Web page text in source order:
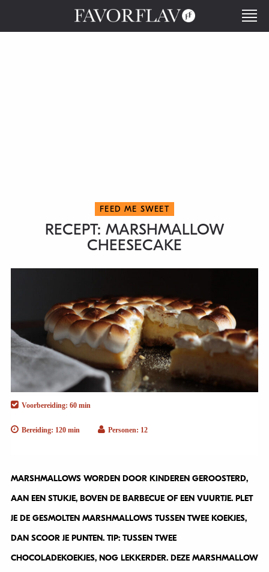
FEED ME SWEET
RECEPT: MARSHMALLOW
CHEESECAKE
Voorbereiding: 60 min
Bereiding: 120 min Personen: 12
MARSHMALLOWS WORDEN DOOR KINDEREN GEROOSTERD,
AAN EEN STUKJE, BOVEN DE BARBECUE OF EEN VUURTJE. PLET
JE DE GESMOLTEN MARSHMALLOWS TUSSEN TWEE KOEKJES,
DAN SCOOR JE PUNTEN. TIP: TUSSEN TWEE
CHOCOLADEKOEKJES, NOG LEKKERDER. DEZE MARSHMALLOW